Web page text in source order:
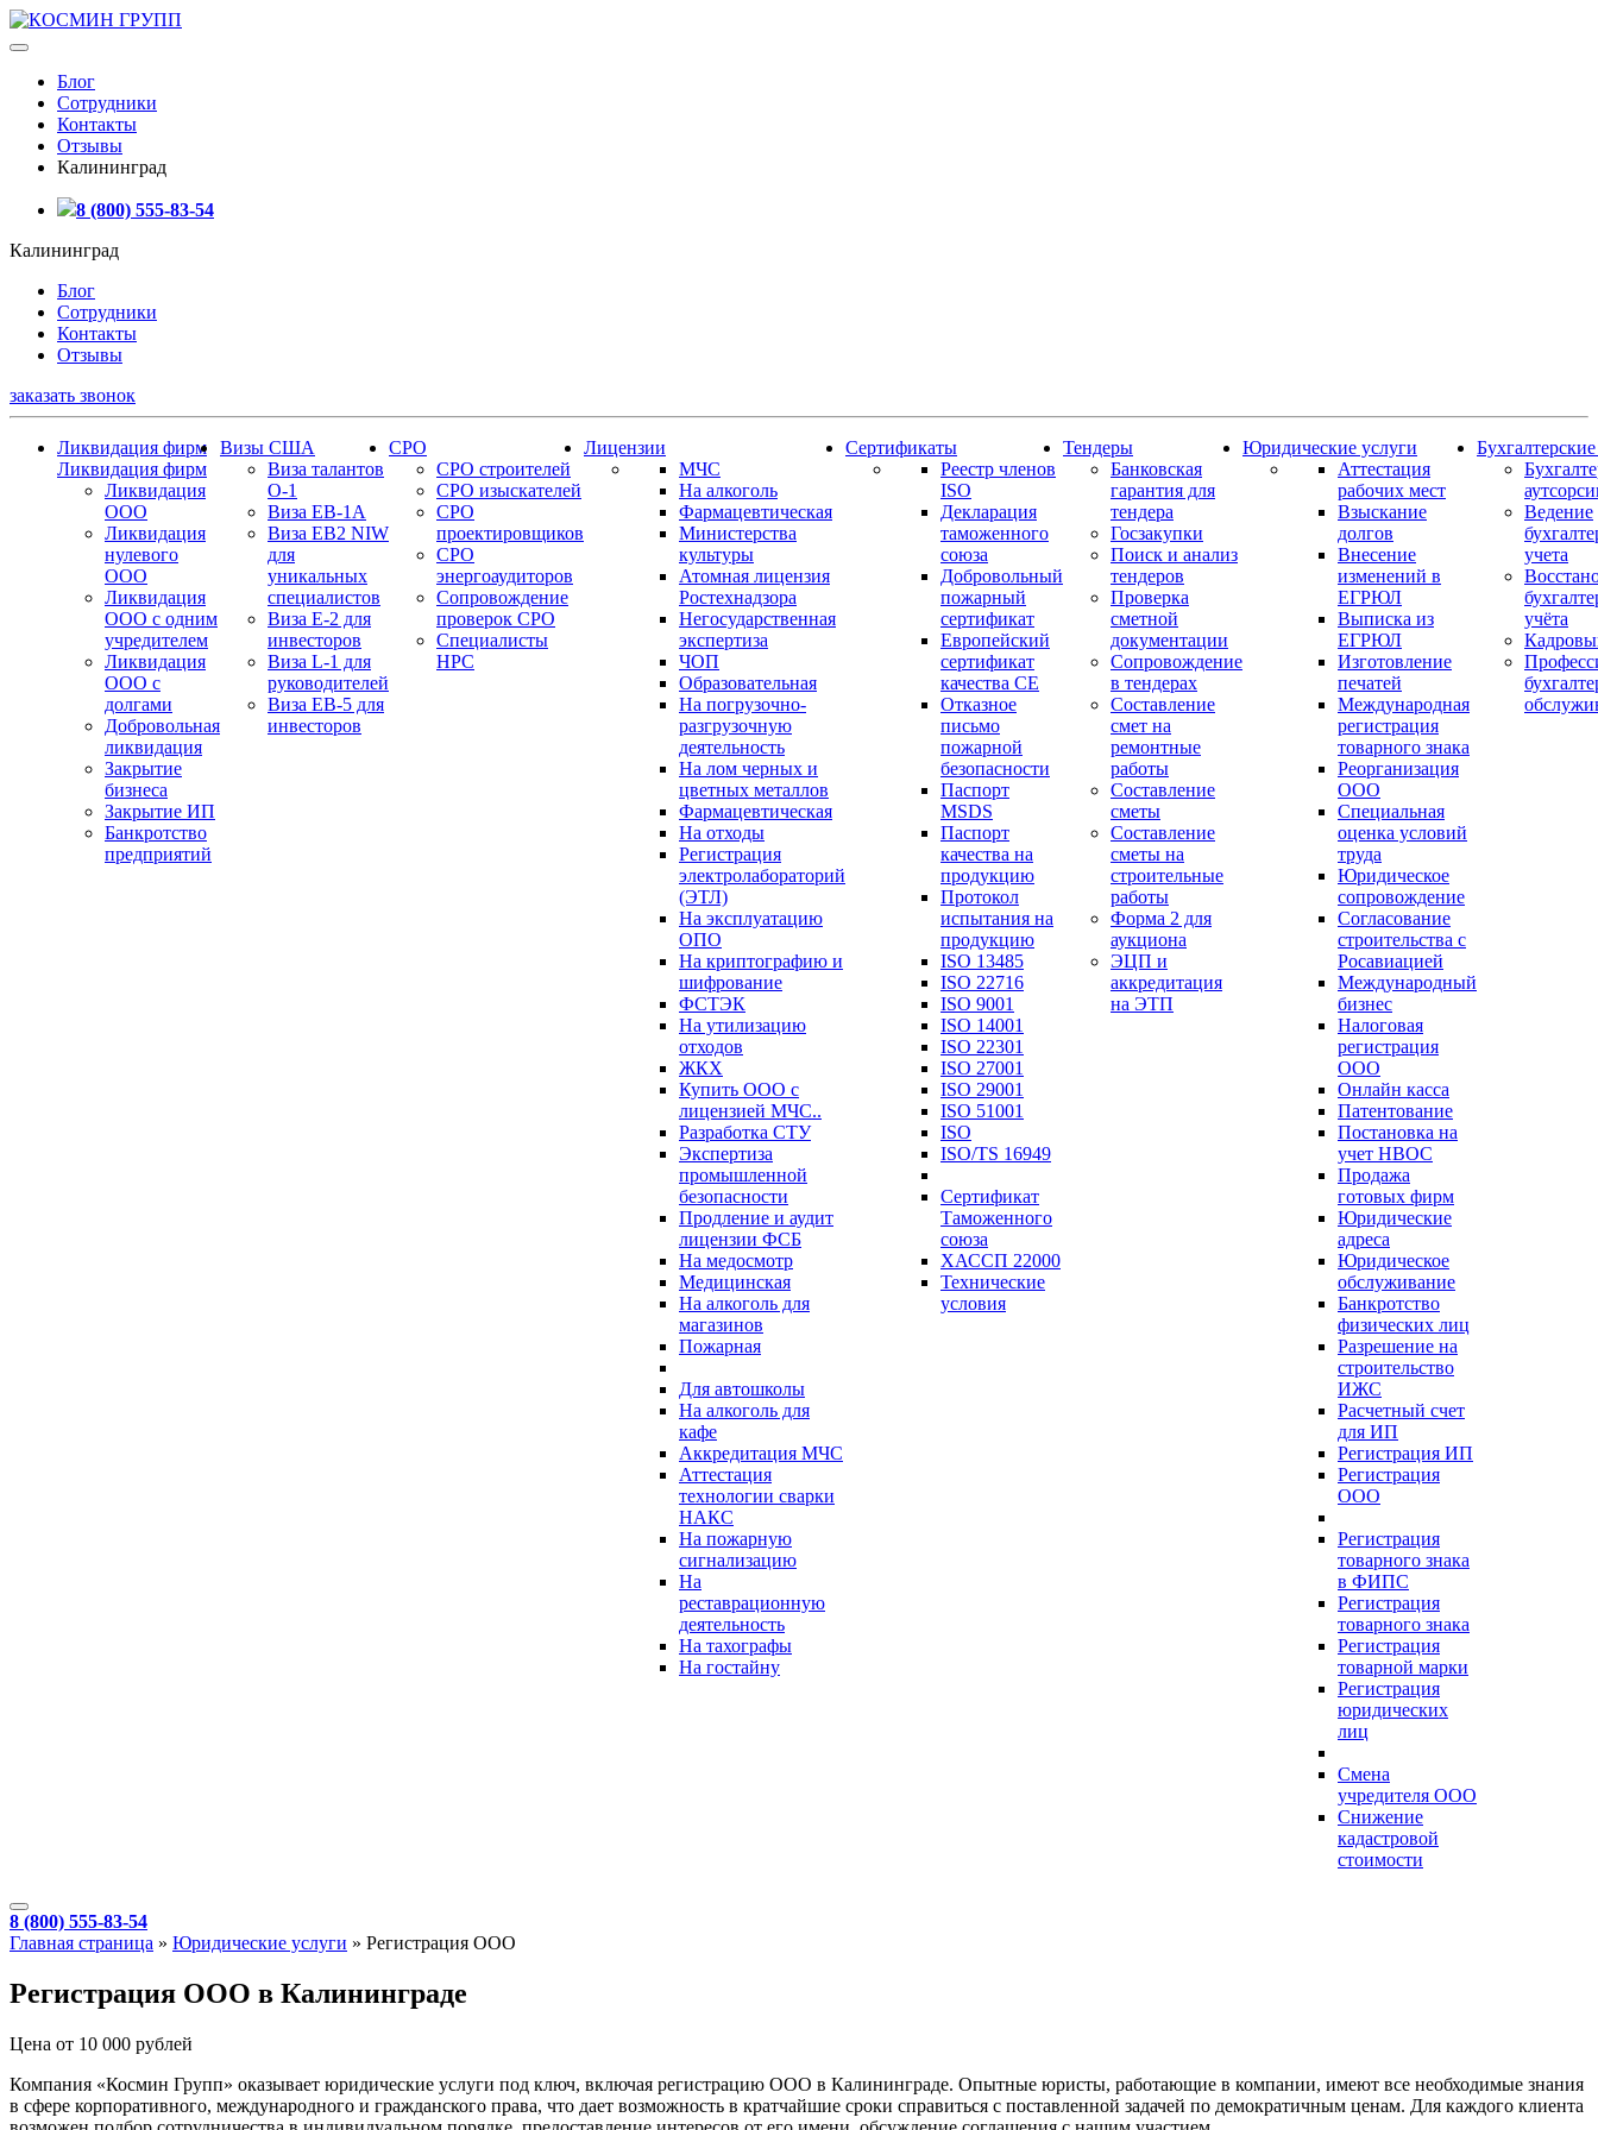
Блог
Сотрудники
Контакты
Отзывы
Калининград
8 (800) 555-83-54
Калининград
Блог
Сотрудники
Контакты
Отзывы
заказать звонок
Ликвидация фирм
Ликвидация фирм
Ликвидация
ООО
Ликвидация
нулевого
ООО
Ликвидация
ООО с одним
учредителем
Ликвидация
ООО с
долгами
Добровольная
ликвидация
Закрытие
бизнеса
Закрытие ИП
Банкротство
предприятий
Визы США
Виза талантов
О-1
Виза EB-1A
Виза EB2 NIW
для
уникальных
специалистов
Виза E-2 для
инвесторов
Виза L-1 для
руководителей
Виза EB-5 для
инвесторов
СРО
СРО строителей
СРО изыскателей
СРО
проектировщиков
СРО
энергоаудиторов
Сопровождение
проверок СРО
Специалисты
НРС
Лицензии
МЧС
На алкоголь
Фармацевтическая
Министерства
культуры
Атомная лицензия
Ростехнадзора
Негосударственная
экспертиза
ЧОП
Образовательная
На погрузочно-
разгрузочную
деятельность
На лом черных и
цветных металлов
Фармацевтическая
На отходы
Регистрация
электролабораторий
(ЭТЛ)
На эксплуатацию
ОПО
На криптографию и
шифрование
ФСТЭК
На утилизацию
отходов
ЖКХ
Купить ООО с
лицензией МЧС..
Разработка СТУ
Экспертиза
промышленной
безопасности
Продление и аудит
лицензии ФСБ
На медосмотр
Медицинская
На алкоголь для
магазинов
Пожарная
Для автошколы
На алкоголь для
кафе
Аккредитация МЧС
Аттестация
технологии сварки
НАКС
На пожарную
сигнализацию
На
реставрационную
деятельность
На тахографы
На гостайну
Сертификаты
Реестр членов
ISO
Декларация
таможенного
союза
Добровольный
пожарный
сертификат
Европейский
сертификат
качества СЕ
Отказное
письмо
пожарной
безопасности
Паспорт
МSDS
Паспорт
качества на
продукцию
Протокол
испытания на
продукцию
ISO 13485
ISO 22716
ISO 9001
ISO 14001
ISO 22301
ISO 27001
ISO 29001
ISO 51001
ISO
ISO/TS 16949
Сертификат
Таможенного
союза
ХАССП 22000
Технические
условия
Тендеры
Банковская
гарантия для
тендера
Госзакупки
Поиск и анализ
тендеров
Проверка
сметной
документации
Сопровождение
в тендерах
Составление
смет на
ремонтные
работы
Составление
сметы
Составление
сметы на
строительные
работы
Форма 2 для
аукциона
ЭЦП и
аккредитация
на ЭТП
Юридические услуги
Аттестация
рабочих мест
Взыскание
долгов
Внесение
изменений в
ЕГРЮЛ
Выписка из
ЕГРЮЛ
Изготовление
печатей
Международная
регистрация
товарного знака
Реорганизация
ООО
Специальная
оценка условий
труда
Юридическое
сопровождение
Согласование
строительства с
Росавиацией
Международный
бизнес
Налоговая
регистрация
ООО
Онлайн касса
Патентование
Постановка на
учет НВОС
Продажа
готовых фирм
Юридические
адреса
Юридическое
обслуживание
Банкротство
физических лиц
Разрешение на
строительство
ИЖС
Расчетный счет
для ИП
Регистрация ИП
Регистрация
ООО
Регистрация
товарного знака
в ФИПС
Регистрация
товарного знака
Регистрация
товарной марки
Регистрация
юридических
лиц
Смена
учредителя ООО
Снижение
кадастровой
стоимости
Ведение
учета
учёта
8 (800) 555-83-54
Главная страница » Юридические услуги » Регистрация ООО
Регистрация ООО в Калининграде
Цена от 10 000 рублей
Компания «Космин Групп» оказывает юридические услуги под ключ, включая регистрацию ООО в Калининграде. Опытные юристы, работающие в компании, имеют все необходимые знания
в сфере корпоративного, международного и гражданского права, что дает возможность в кратчайшие сроки справиться с поставленной задачей по демократичным ценам. Для каждого клиента